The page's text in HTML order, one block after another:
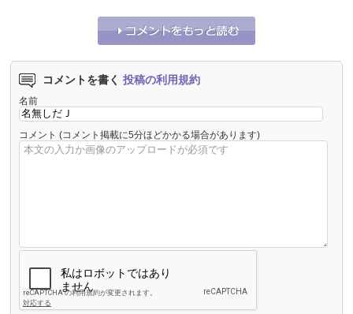
コメントを書く 投稿の利用規約
名前
コメント (コメント掲載に5分ほどかかる場合があります)